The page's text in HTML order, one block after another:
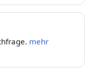
mehr